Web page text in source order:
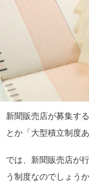
新聞販売店が募集す
とか「大型積立制度
では、新聞販売店が
う制度なのでしょうか